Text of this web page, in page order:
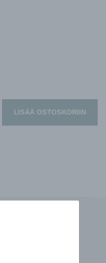
LISÄÄ OSTOSKORIIN